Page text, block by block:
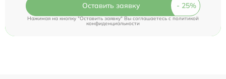
Оставить заявку
Нажимая на кнопку "Оставить заявку" Вы соглашаетесь cполитикой
конфиденциальности